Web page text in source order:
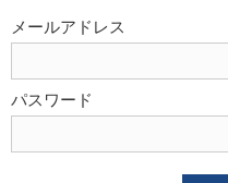
メールアドレス
パスワード